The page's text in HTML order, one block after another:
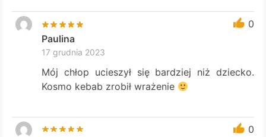
0
Paulina
17 grudnia 2023
Mój chłop ucieszył się bardziej niż dziecko.
Kosmo kebab zrobił wrażenie
0